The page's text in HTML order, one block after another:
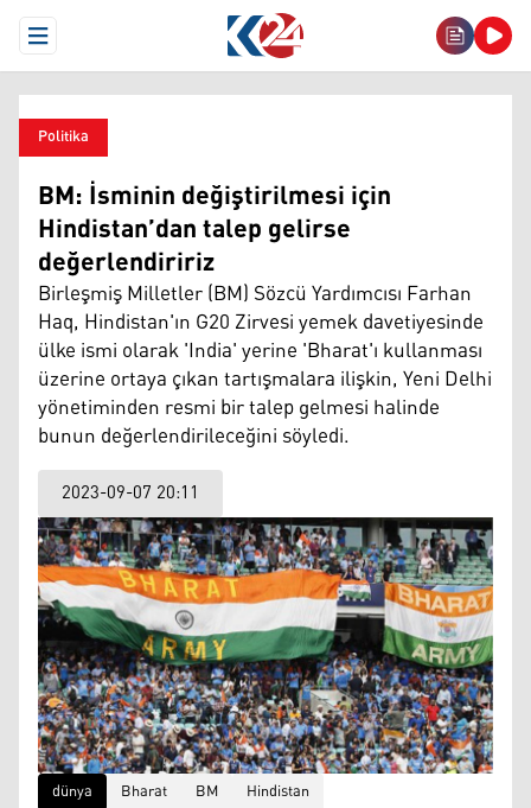
Open Menu
Politika
BM: İsminin değiştirilmesi için
Hindistan’dan talep gelirse
değerlendiririz
Birleşmiş Milletler (BM) Sözcü Yardımcısı Farhan
Haq, Hindistan'ın G20 Zirvesi yemek davetiyesinde
ülke ismi olarak 'India' yerine 'Bharat'ı kullanması
üzerine ortaya çıkan tartışmalara ilişkin, Yeni Delhi
yönetiminden resmi bir talep gelmesi halinde
bunun değerlendirileceğini söyledi.
2023-09-07 20:11
dünya Bharat BM Hindistan